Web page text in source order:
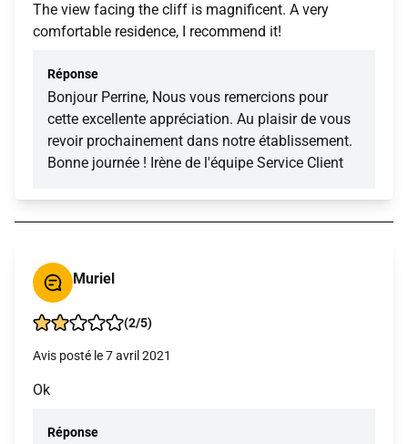
The view facing the cliff is magnificent. A very
comfortable residence, I recommend it!
Réponse
Bonjour Perrine, Nous vous remercions pour
cette excellente appréciation. Au plaisir de vous
revoir prochainement dans notre établissement.
Bonne journée ! Irène de l'équipe Service Client
Muriel
(2/5)
Avis posté le 7 avril 2021
Ok
Réponse